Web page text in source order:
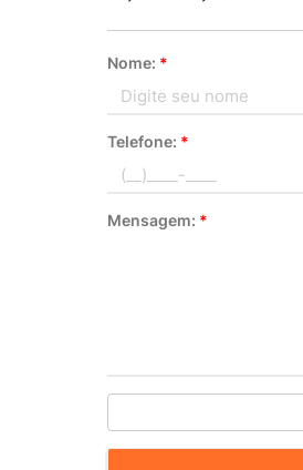
Nome: *
Telefone: *
Mensagem: *